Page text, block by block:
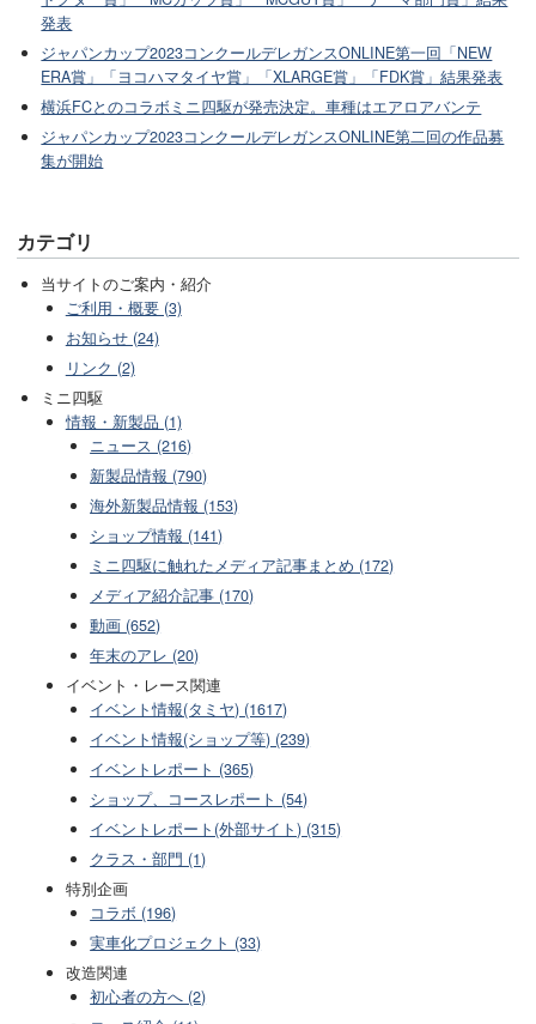
発表
ジャパンカップ2023コンクールデレガンスONLINE第一回「NEW
ERA賞」「ヨコハマタイヤ賞」「XLARGE賞」「FDK賞」結果発表
横浜FCとのコラボミニ四駆が発売決定。車種はエアロアバンテ
ジャパンカップ2023コンクールデレガンスONLINE第二回の作品募
集が開始
カテゴリ
当サイトのご案内・紹介
ご利用・概要 (3)
お知らせ (24)
リンク (2)
ミニ四駆
情報・新製品 (1)
ニュース (216)
新製品情報 (790)
海外新製品情報 (153)
ショップ情報 (141)
ミニ四駆に触れたメディア記事まとめ (172)
メディア紹介記事 (170)
動画 (652)
年末のアレ (20)
イベント・レース関連
イベント情報(タミヤ) (1617)
イベント情報(ショップ等) (239)
イベントレポート (365)
ショップ、コースレポート (54)
イベントレポート(外部サイト) (315)
クラス・部門 (1)
特別企画
コラボ (196)
実車化プロジェクト (33)
改造関連
初心者の方へ (2)